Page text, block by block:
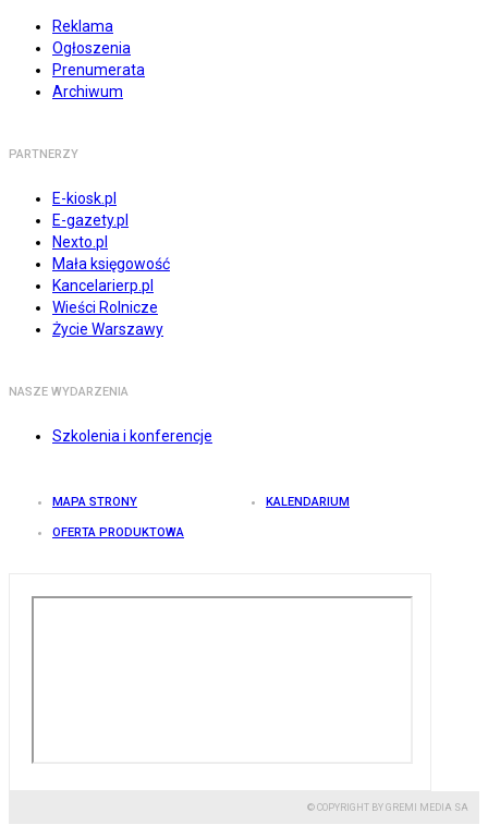
Reklama
Ogłoszenia
Prenumerata
Archiwum
PARTNERZY
E-kiosk.pl
E-gazety.pl
Nexto.pl
Mała księgowość
Kancelarierp.pl
Wieści Rolnicze
Życie Warszawy
NASZE WYDARZENIA
Szkolenia i konferencje
MAPA STRONY KALENDARIUM
OFERTA PRODUKTOWA
© COPYRIGHT BY GREMI MEDIA SA